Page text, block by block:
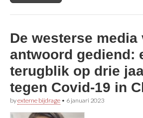
De westerse media
antwoord gediend:
terugblik op drie
tegen Covid-19 in
byexterne bijdrage • 6 januari 2023